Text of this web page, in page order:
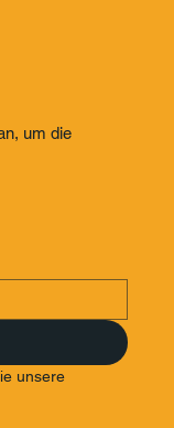
um die
unsere